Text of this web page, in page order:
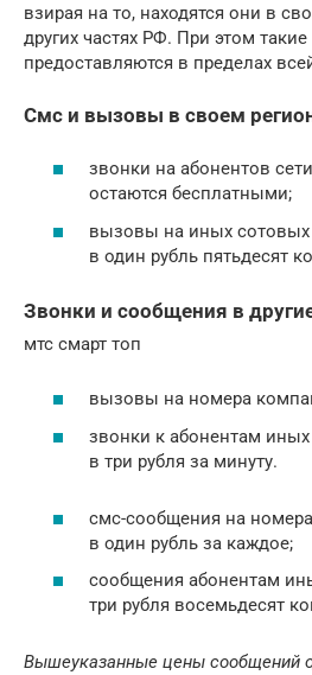
взирая на то, находятся они в
других частях РФ. При этом
предоставляются в пределах
Смс и вызовы в своем
звонки на абонентов
остаются бесплатными;
вызовы на иных сотовых
в один рубль пятьдесят
Звонки и сообщения в
мтс смарт топ
вызовы на номера
звонки к абонентам
в три рубля за минуту.
смс-сообщения на
в один рубль за каждое;
сообщения абонентам
три рубля восемьдесят
Вышеуказанные цены сообщений